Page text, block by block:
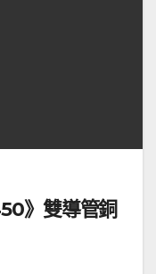
》雙導管銅